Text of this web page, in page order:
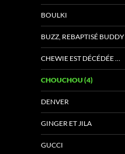
BOULKI
BUZZ, REBAPTISÉ BUDDY
CHEWIE EST DÉCÉDÉE …
CHOUCHOU (4)
DENVER
GINGER ET JILA
GUCCI